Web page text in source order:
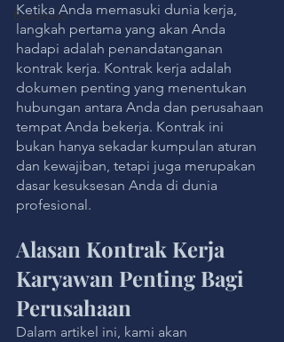
Bussiness
Ketika Anda memasuki dunia kerja,
langkah pertama yang akan Anda
hadapi adalah penandatanganan
kontrak kerja. Kontrak kerja adalah
dokumen penting yang menentukan
hubungan antara Anda dan perusahaan
tempat Anda bekerja. Kontrak ini
bukan hanya sekadar kumpulan aturan
dan kewajiban, tetapi juga merupakan
dasar kesuksesan Anda di dunia
profesional.
Alasan Kontrak Kerja
Karyawan Penting Bagi
Perusahaan
Dalam artikel ini, kami akan